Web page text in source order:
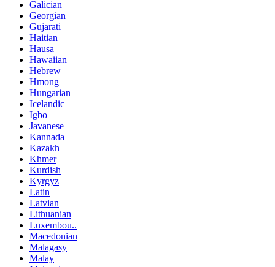
Galician
Georgian
Gujarati
Haitian
Hausa
Hawaiian
Hebrew
Hmong
Hungarian
Icelandic
Igbo
Javanese
Kannada
Kazakh
Khmer
Kurdish
Kyrgyz
Latin
Latvian
Lithuanian
Luxembou..
Macedonian
Malagasy
Malay